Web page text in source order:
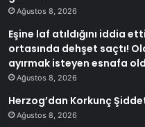
Ağustos 8, 2026
Eşine laf atıldığını iddia
ortasında dehşet saçtı!
ayırmak isteyen esnafa
Ağustos 8, 2026
Herzog’dan Korkunç Şiddet
Ağustos 8, 2026